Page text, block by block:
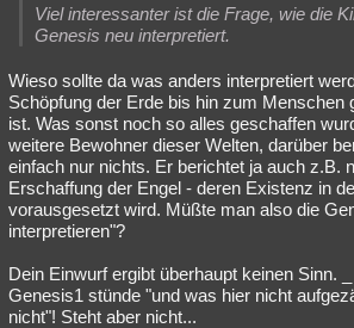
Viel interessanter ist die Frage, wie die
Genesis neu interpretiert.
Wieso sollte da was anders interpretiert
Schöpfung der Erde bis hin zum Menschen
ist. Was sonst noch so alles geschaffen
weitere Bewohner dieser Welten, darüber
einfach nur nichts. Er berichtet ja auch z.B.
Erschaffung der Engel - deren Existenz in
vorausgesetzt wird. Müßte man also die
interpretieren"?
Dein Einwurf ergibt überhaupt keinen Sinn.
Genesis1 stünde "und was hier nicht
nicht"! Steht aber nicht...